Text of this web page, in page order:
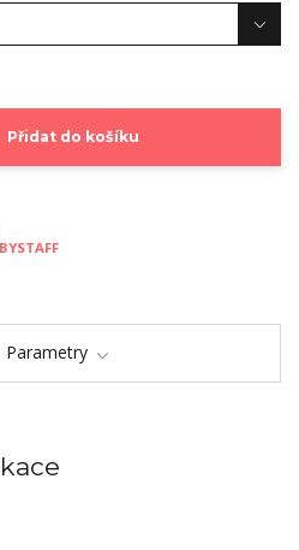
Přidat do košíku
Parametry